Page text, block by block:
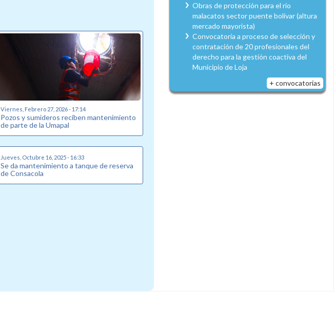
Viernes, Febrero 27, 2026 - 17:14
Pozos y sumideros reciben mantenimiento
de parte de la Umapal
Jueves, Octubre 16, 2025 - 16:33
Se da mantenimiento a tanque de reserva
de Consacola
Obras de protección para el río
malacatos sector puente bolívar (altura
mercado mayorista)
Convocatoria a proceso de selección y
contratación de 20 profesionales del
derecho para la gestión coactiva del
Municipio de Loja
+ convocatorias